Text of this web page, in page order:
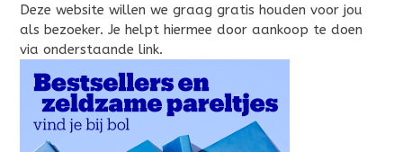
Deze website willen we graag gratis houden voor jou
als bezoeker. Je helpt hiermee door aankoop te doen
via onderstaande link.